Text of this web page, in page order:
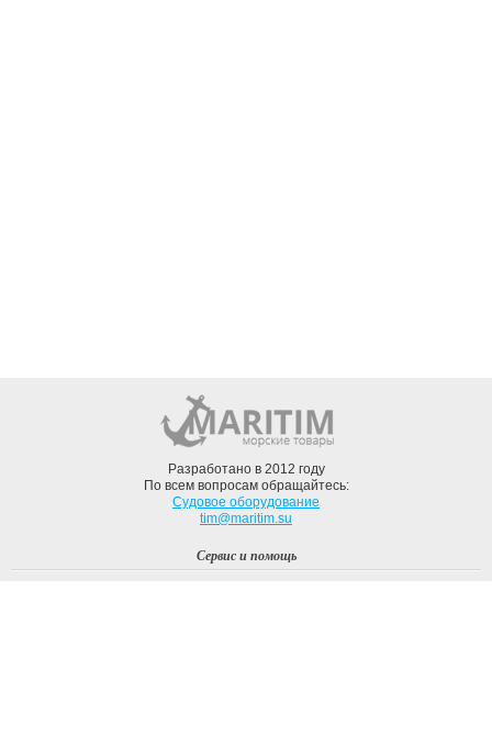
Разработано в 2012 году
По всем вопросам обращайтесь:
Судовое оборудование
tim@maritim.su
Сервис и помощь